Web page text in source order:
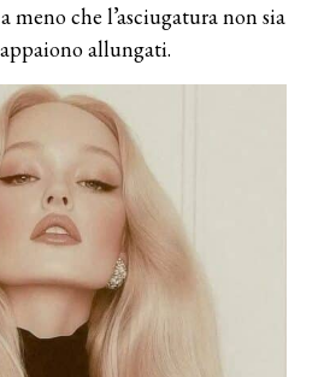
meno che l’asciugatura non sia
allungati.